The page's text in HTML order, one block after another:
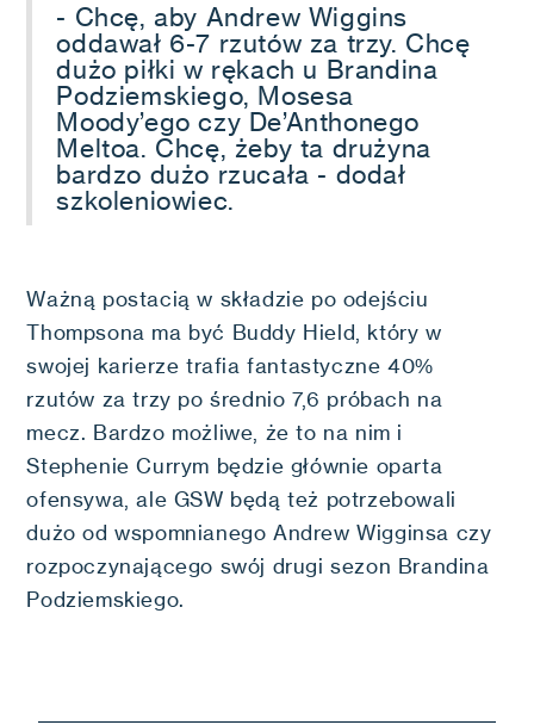
- Chcę, aby Andrew Wiggins
oddawał 6-7 rzutów za trzy. Chcę
dużo piłki w rękach u Brandina
Podziemskiego, Mosesa
Moody’ego czy De’Anthonego
Meltoa. Chcę, żeby ta drużyna
bardzo dużo rzucała - dodał
szkoleniowiec.
Ważną postacią w składzie po odejściu
Thompsona ma być Buddy Hield, który w
swojej karierze trafia fantastyczne 40%
rzutów za trzy po średnio 7,6 próbach na
mecz. Bardzo możliwe, że to na nim i
Stephenie Currym będzie głównie oparta
ofensywa, ale GSW będą też potrzebowali
dużo od wspomnianego Andrew Wigginsa czy
rozpoczynającego swój drugi sezon Brandina
Podziemskiego.